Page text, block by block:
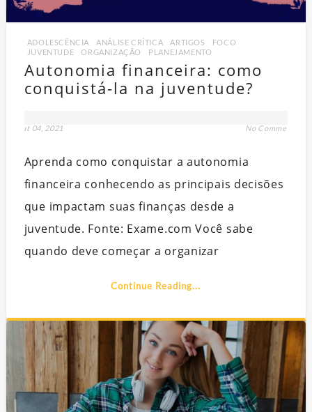
ADOLESCÊNCIA ,ANÁLISE CRÍTICA ,ARTIGOS FOCO
JUVENTUDE
,ORGANIZAÇÃO PLANEJAMENTO
Autonomia financeira: como
conquistá-la na juventude?
out 04, 2021 No Comment
Aprenda como conquistar a autonomia
financeira conhecendo as principais decisões
que impactam suas finanças desde a
juventude. Fonte: Exame.com Você sabe
quando deve começar a organizar
Continue Reading...